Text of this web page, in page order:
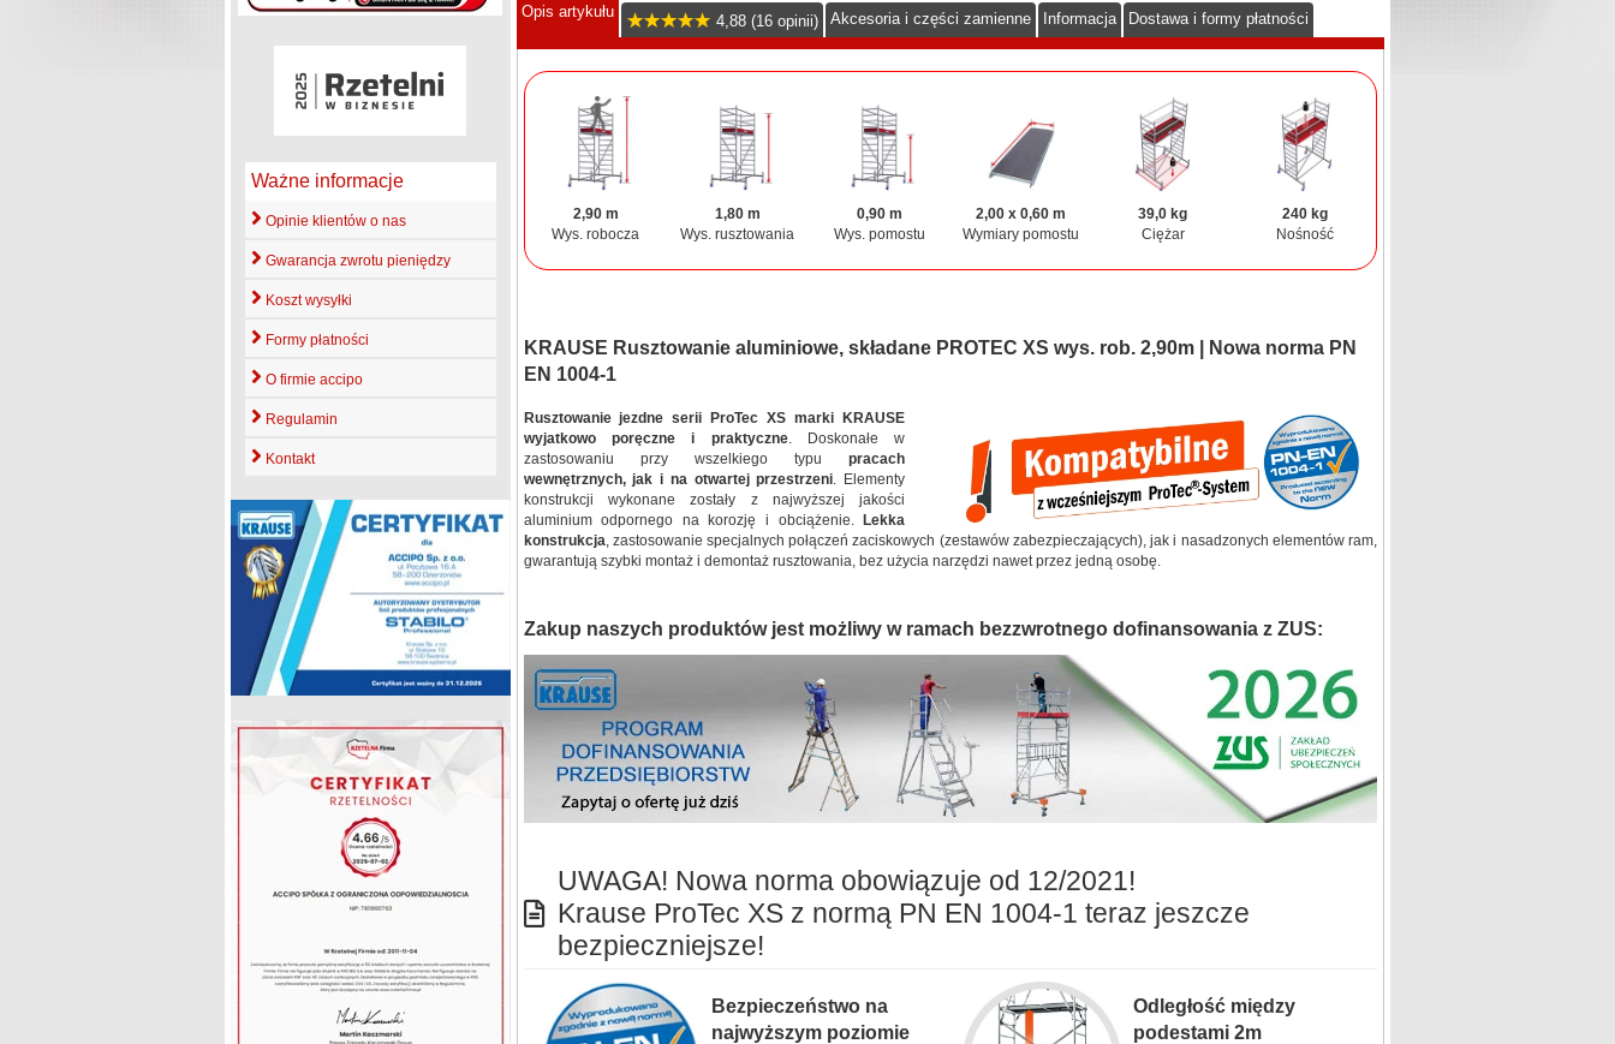
Ważne informacje
Opinie klientów o nas
Gwarancja zwrotu pieniędzy
Koszt wysyłki
Formy płatności
O firmie accipo
Regulamin
Kontakt
Opis artykułu
4,88 (16 opinii) Akcesoria i części zamienne Informacja Dostawa i formy płatności
2,90 m
Wys. robocza
1,80 m
Wys. rusztowania
0,90 m
Wys. pomostu
2,00 x 0,60 m
Wymiary pomostu
39,0 kg
Ciężar
240 kg
Nośność
KRAUSE Rusztowanie aluminiowe, składane PROTEC XS wys. rob. 2,90m | Nowa norma PN
EN 1004-1
Rusztowanie jezdne serii ProTec XS marki KRAUSE
wyjatkowo poręczne i praktyczne. Doskonałe w
zastosowaniu przy wszelkiego typupracach
wewnętrznych, jak i na otwartej przestrzeni . Elementy
konstrukcji wykonane zostały z najwyższej jakości
aluminium odpornego na korozję i obciążenie.Lekka
konstrukcja , zastosowanie specjalnych połączeń zaciskowych (zestawów zabezpieczających), jak i nasadzonych elementów ram,
gwarantują szybki montaż i demontaż rusztowania, bez użycia narzędzi nawet przez jedną osobę.
Zakup naszych produktów jest możliwy w ramach bezzwrotnego dofinansowania z ZUS:
UWAGA! Nowa norma obowiązuje od 12/2021!
Krause ProTec XS z normą PN EN 1004-1 teraz jeszcze
bezpieczniejsze!
Bezpieczeństwo na
najwyższym poziomie
Odległość między
podestami 2m